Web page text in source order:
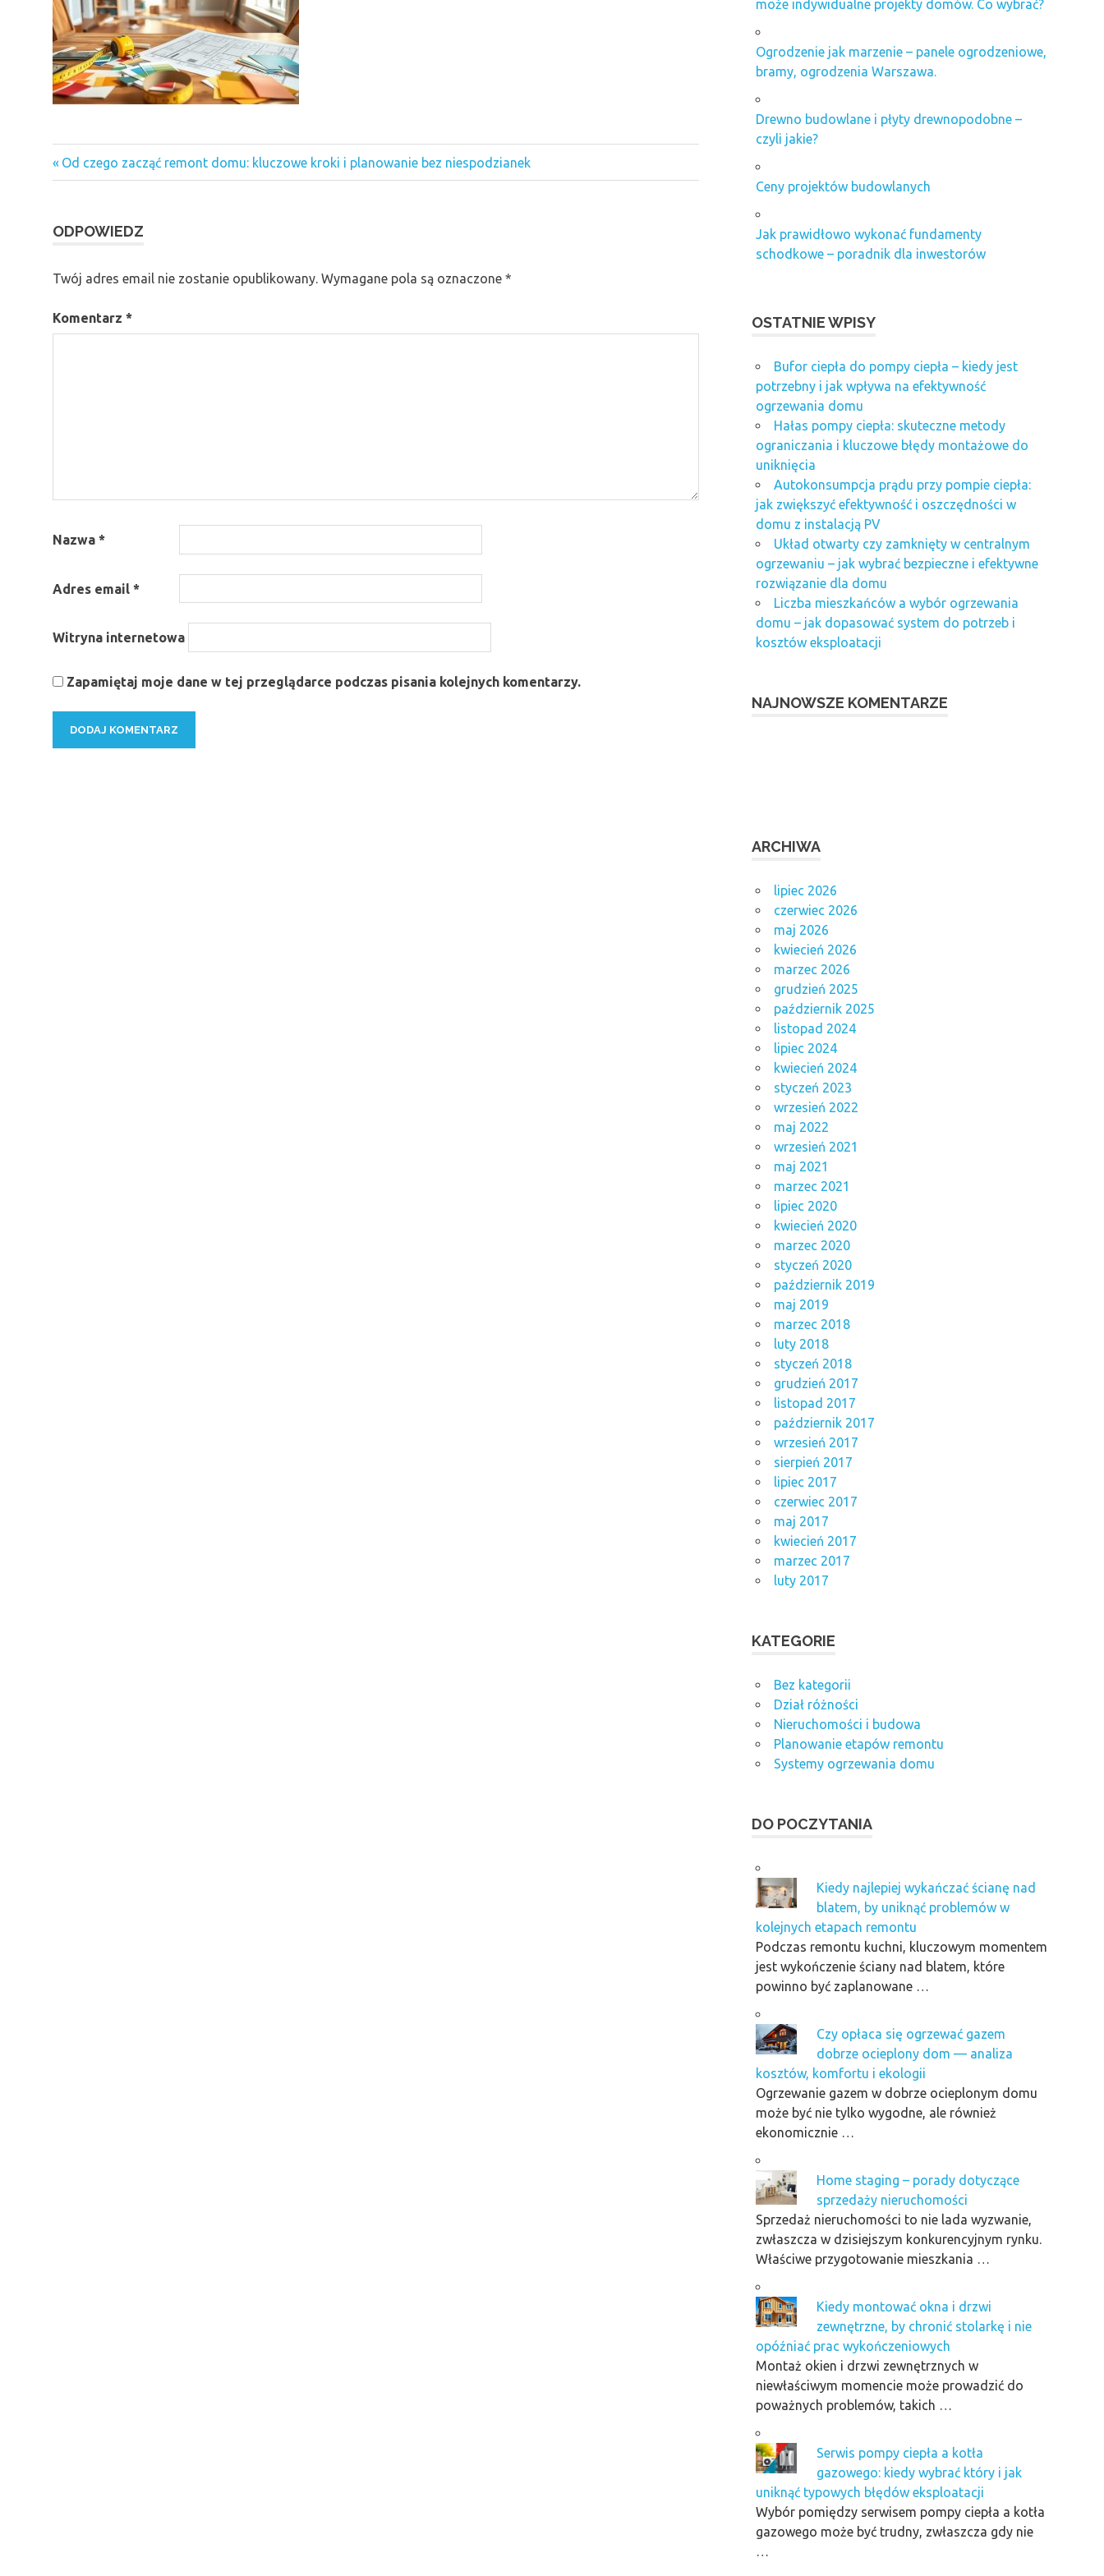
Nawigacja
Previous
Post:
Od czego zacząć remont domu: kluczowe kroki i planowanie bez niespodzianek
ODPOWIEDZ
Twój adres email nie zostanie opublikowany. Wymagane pola są oznaczone *
Komentarz *
Nazwa *
Adres email *
Witryna internetowa
Zapamiętaj moje dane w tej przeglądarce podczas pisania kolejnych komentarzy.
może indywidualne projekty domów. Co wybrać?
Ogrodzenie jak marzenie – panele ogrodzeniowe,
bramy, ogrodzenia Warszawa.
Drewno budowlane i płyty drewnopodobne –
czyli jakie?
Ceny projektów budowlanych
Jak prawidłowo wykonać fundamenty
schodkowe – poradnik dla inwestorów
OSTATNIE WPISY
Bufor ciepła do pompy ciepła – kiedy jest
potrzebny i jak wpływa na efektywność
ogrzewania domu
Hałas pompy ciepła: skuteczne metody
ograniczania i kluczowe błędy montażowe do
uniknięcia
Autokonsumpcja prądu przy pompie ciepła:
jak zwiększyć efektywność i oszczędności w
domu z instalacją PV
Układ otwarty czy zamknięty w centralnym
ogrzewaniu – jak wybrać bezpieczne i efektywne
rozwiązanie dla domu
Liczba mieszkańców a wybór ogrzewania
domu – jak dopasować system do potrzeb i
kosztów eksploatacji
NAJNOWSZE KOMENTARZE
ARCHIWA
lipiec 2026
czerwiec 2026
maj 2026
kwiecień 2026
marzec 2026
grudzień 2025
październik 2025
listopad 2024
lipiec 2024
kwiecień 2024
styczeń 2023
wrzesień 2022
maj 2022
wrzesień 2021
maj 2021
marzec 2021
lipiec 2020
kwiecień 2020
marzec 2020
styczeń 2020
październik 2019
maj 2019
marzec 2018
luty 2018
styczeń 2018
grudzień 2017
listopad 2017
październik 2017
wrzesień 2017
sierpień 2017
lipiec 2017
czerwiec 2017
maj 2017
kwiecień 2017
marzec 2017
luty 2017
KATEGORIE
Bez kategorii
Dział różności
Nieruchomości i budowa
Planowanie etapów remontu
Systemy ogrzewania domu
DO POCZYTANIA
Kiedy najlepiej wykańczać ścianę nad
blatem, by uniknąć problemów w
kolejnych etapach remontu
Podczas remontu kuchni, kluczowym momentem
jest wykończenie ściany nad blatem, które
powinno być zaplanowane …
Czy opłaca się ogrzewać gazem
dobrze ocieplony dom — analiza
kosztów, komfortu i ekologii
Ogrzewanie gazem w dobrze ocieplonym domu
może być nie tylko wygodne, ale również
ekonomicznie …
Home staging – porady dotyczące
sprzedaży nieruchomości
Sprzedaż nieruchomości to nie lada wyzwanie,
zwłaszcza w dzisiejszym konkurencyjnym rynku.
Właściwe przygotowanie mieszkania …
Kiedy montować okna i drzwi
zewnętrzne, by chronić stolarkę i nie
opóźniać prac wykończeniowych
Montaż okien i drzwi zewnętrznych w
niewłaściwym momencie może prowadzić do
poważnych problemów, takich …
Serwis pompy ciepła a kotła
gazowego: kiedy wybrać który i jak
uniknąć typowych błędów eksploatacji
Wybór pomiędzy serwisem pompy ciepła a kotła
gazowego może być trudny, zwłaszcza gdy nie
…